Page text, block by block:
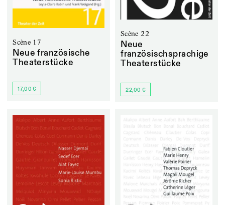
Scène 17
Neue französische
Theaterstücke
17,00 €
Scène 22
Neue
französischsprachige
Theaterstücke
22,00 €